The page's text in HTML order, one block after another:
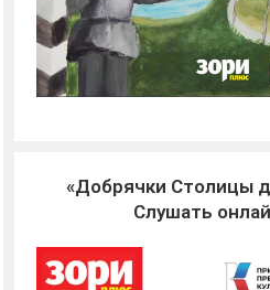
«Добрячки Столицы
Слушать